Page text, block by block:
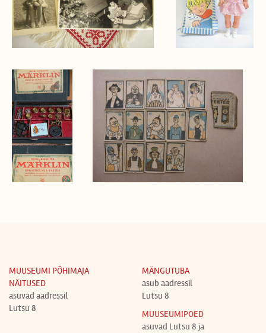
MUUSEUMI PÕHIMAJA
NÄITUSED
asuvad aadressil
Lutsu 8
MÄNGUTUBA
asub aadressil
Lutsu 8
MUUSEUMIPOED
asuvad Lutsu 8 ja